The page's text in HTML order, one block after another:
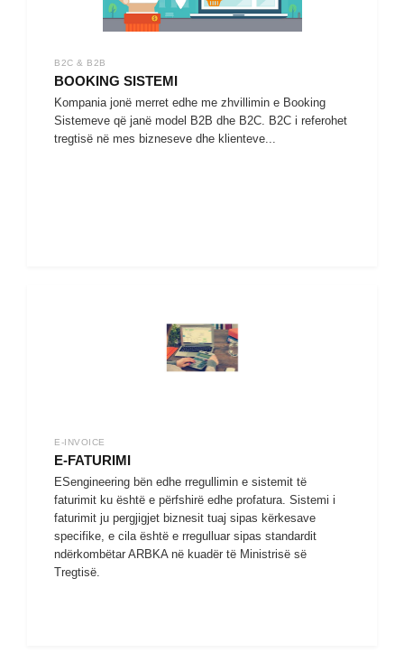
B2C & B2B
BOOKING SISTEMI
Kompania jonë merret edhe me zhvillimin e Booking
Sistemeve që janë model B2B dhe B2C. B2C i referohet
tregtisë në mes bizneseve dhe klienteve...
E-INVOICE
E-FATURIMI
ESengineering bën edhe rregullimin e sistemit të
faturimit ku është e përfshirë edhe profatura. Sistemi i
faturimit ju pergjigjet biznesit tuaj sipas kërkesave
specifike, e cila është e rregulluar sipas standardit
ndërkombëtar ARBKA në kuadër të Ministrisë së
Tregtisë.